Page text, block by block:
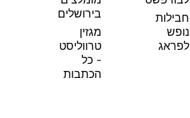
חבילות
נופש
לפראג
בירושלים
מגזין
טרווליסט
- כל
הכתבות